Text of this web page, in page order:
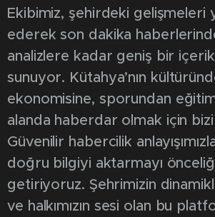
Ekibimiz, şehirdeki gelişmeleri
ederek son dakika
analizlere kadar geniş bir
sunuyor. Kütahya’nın
ekonomisine, sporundan
alanda haberdar olmak için
Güvenilir habercilik
doğru bilgiyi aktarmayı
getiriyoruz. Şehrimizin
ve halkımızın sesi olan bu